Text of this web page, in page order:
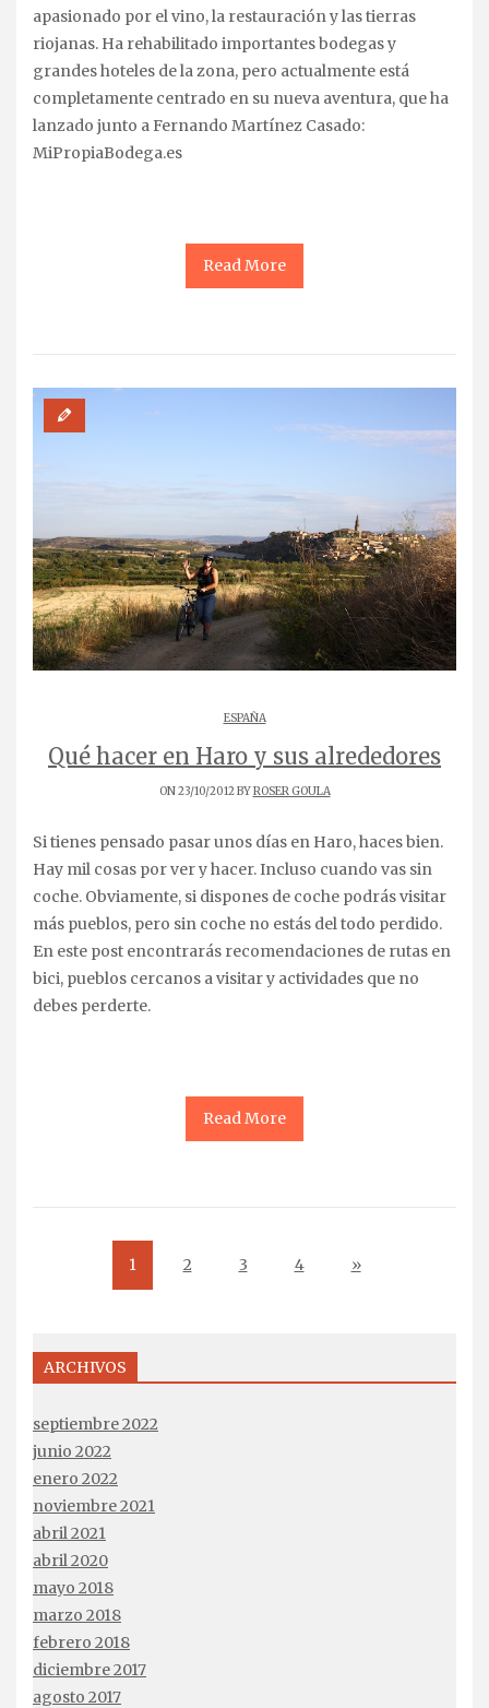
apasionado por el vino, la restauración y las tierras
riojanas. Ha rehabilitado importantes bodegas y
grandes hoteles de la zona, pero actualmente está
completamente centrado en su nueva aventura, que ha
lanzado junto a Fernando Martínez Casado:
MiPropiaBodega.es
Read More
ESPAÑA
Qué hacer en Haro y sus alrededores
ON 23/10/2012 BYROSER GOULA
Si tienes pensado pasar unos días en Haro, haces bien.
Hay mil cosas por ver y hacer. Incluso cuando vas sin
coche. Obviamente, si dispones de coche podrás visitar
más pueblos, pero sin coche no estás del todo perdido.
En este post encontrarás recomendaciones de rutas en
bici, pueblos cercanos a visitar y actividades que no
debes perderte.
Read More
1 2 3 4 »
ARCHIVOS
septiembre 2022
junio 2022
enero 2022
noviembre 2021
abril 2021
abril 2020
mayo 2018
marzo 2018
febrero 2018
diciembre 2017
agosto 2017